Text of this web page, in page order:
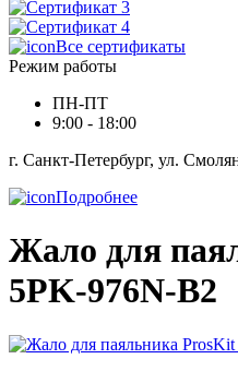
Все сертификаты
Режим работы
ПН-ПТ
9:00 - 18:00
г. Санкт-Петербург, ул.
Подробнее
Жало для
5PK-976N-B2